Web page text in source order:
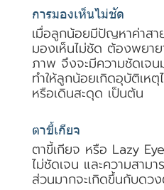
การมองเห็นไม่ชัด
เมื่อลูกน้อยมีปัญหาค่าส
มองเห็นไม่ชัด ต้องพยา
ภาพ จึงจะมีความชัดเจ
ทำให้ลูกน้อยเกิดอุบัติเห
หรือเดินสะดุด เป็นต้น
ตาขี้เกียจ
ตาขี้เกียจ หรือ Lazy
ไม่ชัดเจน และความสาม
ส่วนมากจะเกิดขึ้นกับดว